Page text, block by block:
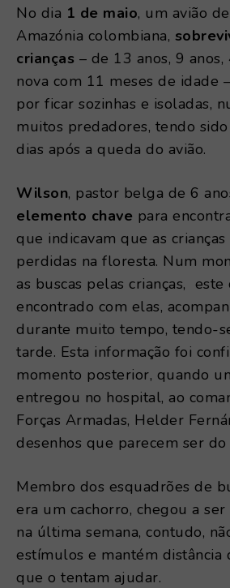
No dia 1 de maio, um avião
Amazónia colombiana,
crianças – de 13 anos, 9 anos,
nova com 11 meses de idade
por ficar sozinhas e isoladas,
muitos predadores, tendo
dias após a queda do avião.
Wilson, pastor belga de 6
elemento chave para
que indicavam que as
perdidas na floresta. Num
as buscas pelas crianças, este
encontrado com elas,
durante muito tempo, tendo-
tarde. Esta informação foi
momento posterior, quando
entregou no hospital, ao
Forças Armadas, Helder
desenhos que parecem ser
Membro dos esquadrões de
era um cachorro, chegou a
na última semana, contudo,
estímulos e mantém distância
que o tentam ajudar.